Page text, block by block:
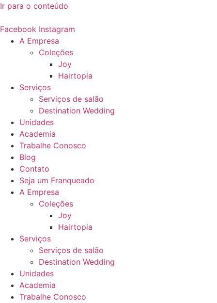
Ir para o conteúdo
Facebook Instagram
A Empresa
Coleções
Joy
Hairtopia
Serviços
Serviços de salão
Destination Wedding
Unidades
Academia
Trabalhe Conosco
Blog
Contato
Seja um Franqueado
A Empresa
Coleções
Joy
Hairtopia
Serviços
Serviços de salão
Destination Wedding
Unidades
Academia
Trabalhe Conosco